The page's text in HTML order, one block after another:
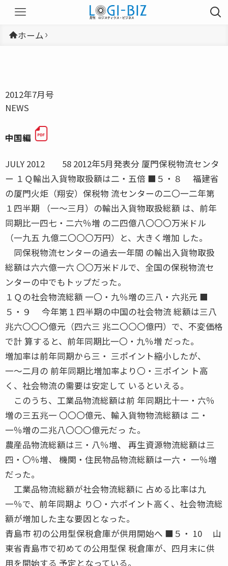
ホーム
2012年7月号
NEWS
中国編
JULY 2012 58 2012年5月発表分 厦門保税物流センタ
ー １Ｑ輸出入貨物取扱額は二・五倍 ■５・８ 福建省
の厦門火炬（翔安）保税物 流センターの二〇一二年第
１四半期 （一〜三月）の輸出入貨物取扱総額 は、前年
同期比一四七・二六％増 の二四億八〇〇〇万米ドル
（一九五 九億二〇〇〇万円）と、大きく増加 した。
同保税物流センターの過去一年間 の輸出入貨物取扱
総額は六六億一六 〇〇万米ドルで、全国の保税物流セ
ンターの中でもトップだった。
１Ｑの社会物流総額 一〇・九％増の三八・六兆元 ■
５・９ 今年第１四半期の中国の社会物流 総額は三八
兆六〇〇〇億元（四六三 兆二〇〇〇億円）で、不変価格
で計 算すると、前年同期比一〇・九％増 だった。
増加率は前年同期から三・ 三ポイント縮小したが、
一〜二月の 前年同期比増加率より〇・三ポイン ト高
く、社会物流の需要は安定して いるといえる。
このうち、工業品物流総額は前 年同期比十一・六％
増の三五兆一 〇〇〇億元、輸入貨物物流総額は 二・
一％増の二兆八〇〇〇億元だっ た。
農産品物流総額は三・八％増、 再生資源物流総額は三
四・〇％増、 機関・住民物品物流総額は一六・ 一％増
だった。
工業品物流総額が社会物流総額に 占める比率は九
一％で、前年同期よ り〇・六ポイント高く、社会物流総
額が増加した主な要因となった。
青島市 初の公用型保税倉庫が供用開始へ ■５・ 10 山
東省青島市で初めての公用型保 税倉庫が、四月末に供
用を開始する 予定となっている。